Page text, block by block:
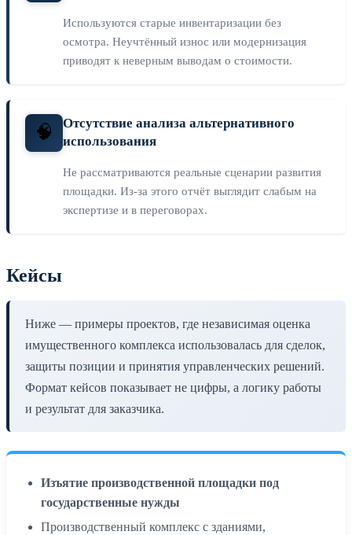
Используются старые инвентаризации без
осмотра. Неучтённый износ или модернизация
приводят к неверным выводам о стоимости.
🧠
Отсутствие анализа альтернативного
использования
Не рассматриваются реальные сценарии развития
площадки. Из-за этого отчёт выглядит слабым на
экспертизе и в переговорах.
Кейсы
Ниже — примеры проектов, где независимая оценка
имущественного комплекса использовалась для сделок,
защиты позиции и принятия управленческих решений.
Формат кейсов показывает не цифры, а логику работы
и результат для заказчика.
Изъятие производственной площадки под
государственные нужды
Производственный комплекс с зданиями,